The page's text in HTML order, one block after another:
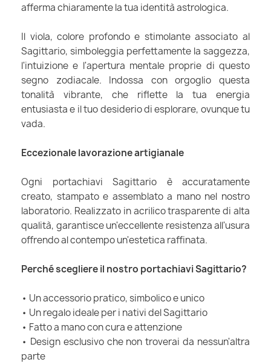
afferma chiaramente la tua identità astrologica.
Il viola, colore profondo e stimolante associato al
Sagittario, simboleggia perfettamente la saggezza,
l'intuizione e l'apertura mentale proprie di questo
segno zodiacale. Indossa con orgoglio questa
tonalità vibrante, che riflette la tua energia
entusiasta e il tuo desiderio di esplorare, ovunque tu
vada.
Eccezionale lavorazione artigianale
Ogni portachiavi Sagittario è accuratamente
creato, stampato e assemblato a mano nel nostro
laboratorio. Realizzato in acrilico trasparente di alta
qualità, garantisce un'eccellente resistenza all'usura
offrendo al contempo un'estetica raffinata.
Perché scegliere il nostro portachiavi Sagittario?
• Un accessorio pratico, simbolico e unico
• Un regalo ideale per i nativi del Sagittario
• Fatto a mano con cura e attenzione
• Design esclusivo che non troverai da nessun'altra
parte